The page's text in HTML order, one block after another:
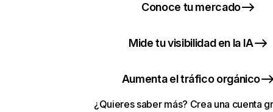
Conoce tu mercado
Mide tu visibilidad en la IA
Aumenta el tráfico orgánico
¿Quieres saber más? Crea una cuenta